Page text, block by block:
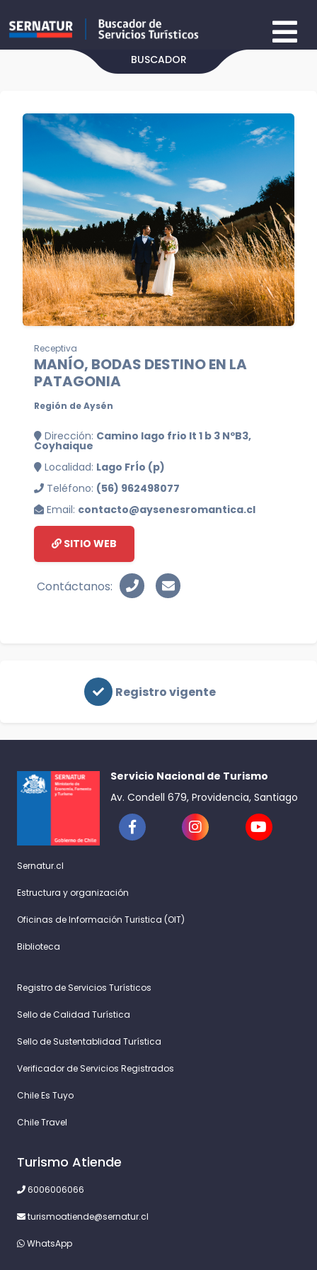
BUSCADOR
Receptiva
MANÍO, BODAS DESTINO EN LA
PATAGONIA
Región de Aysén
Dirección: Camino lago frio lt 1 b 3 NºB3,
Coyhaique
Localidad: Lago FrÍo (p)
Teléfono: (56) 962498077
Email: contacto@aysenesromantica.cl
SITIO WEB
Contáctanos:
Registro vigente
Servicio Nacional de Turismo
Av. Condell 679, Providencia, Santiago
Sernatur.cl
Estructura y organización
Oficinas de Información Turistica (OIT)
Biblioteca
Registro de Servicios Turísticos
Sello de Calidad Turística
Sello de Sustentablidad Turística
Verificador de Servicios Registrados
Chile Es Tuyo
Chile Travel
Turismo Atiende
6006006066
turismoatiende@sernatur.cl
WhatsApp